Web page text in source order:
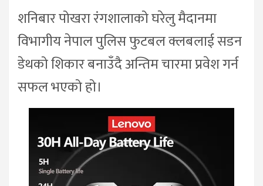
शनिबार पोखरा रंगशालाको घरेलु मैदानमा
विभागीय नेपाल पुलिस फुटबल क्लबलाई सडन
डेथको शिकार बनाउँदै अन्तिम चारमा प्रवेश गर्न
सफल भएको हो।